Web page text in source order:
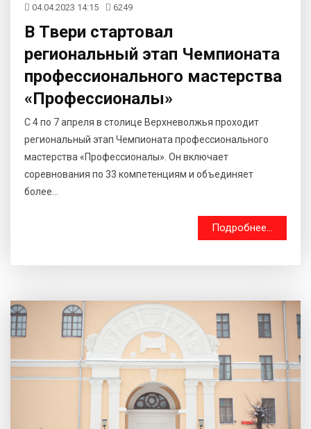
04.04.2023 14:15 6249
В Твери стартовал
региональный этап Чемпионата
профессионального мастерства
«Профессионалы»
C 4 по 7 апреля в столице Верхневолжья проходит
региональный этап Чемпионата профессионального
мастерства «Профессионалы». Он включает
соревнования по 33 компетенциям и объединяет
более...
Подробнее...